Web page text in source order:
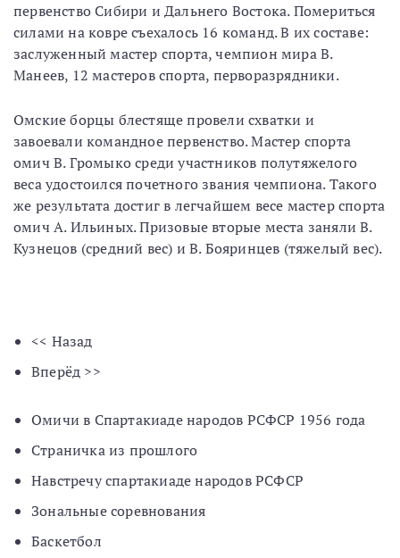
первенство Сибири и Дальнего Востока. Помериться
силами на ковре съехалось 16 команд. В их составе:
заслуженный мастер спорта, чемпион мира В.
Манеев, 12 мастеров спорта, перворазрядники.
Омские борцы блестяще провели схватки и
завоевали командное первенство. Мастер спорта
омич В. Громыко среди участников полутяжелого
веса удостоился почетного звания чемпиона. Такого
же результата достиг в легчайшем весе мастер спорта
омич А. Ильиных. Призовые вторые места заняли В.
Кузнецов (средний вес) и В. Бояринцев (тяжелый вес).
<< Назад
Вперёд >>
Омичи в Спартакиаде народов РСФСР 1956 года
Страничка из прошлого
Навстречу спартакиаде народов РСФСР
Зональные соревнования
Баскетбол